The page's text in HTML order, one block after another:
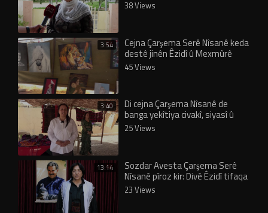
38 Views
3:54 Cejna Çarşema Serê Nîsanê keda
destê jinên Êzidî û Mexmûrê
gihand hev
45 Views
3:40 Di cejna Çarşema Nîsanê de
banga yekîtiya civakî, siyasî û
leşkerî
25 Views
13:14 Sozdar Avesta Çarşema Serê
Nîsanê pîroz kir: Divê Êzidî tifaqa
xwe pêk bînin
23 Views